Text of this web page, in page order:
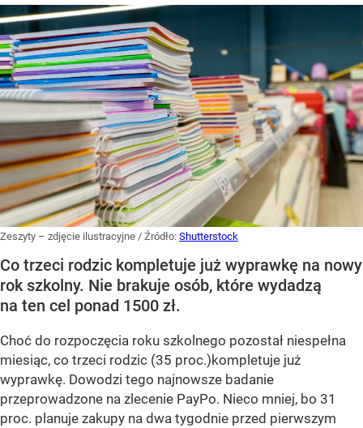
Zeszyty – zdjęcie ilustracyjne / Źródło: Shutterstock
Co trzeci rodzic kompletuje już wyprawkę na nowy
rok szkolny. Nie brakuje osób, które wydadzą
na ten cel ponad 1500 zł.
Choć do rozpoczęcia roku szkolnego pozostał niespełna
miesiąc, co trzeci rodzic (35 proc.)kompletuje już
wyprawkę. Dowodzi tego najnowsze badanie
przeprowadzone na zlecenie PayPo. Nieco mniej, bo 31
proc. planuje zakupy na dwa tygodnie przed pierwszym